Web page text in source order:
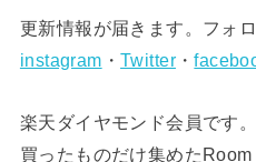
更新情報が届きます。フォ
instagram ・Twitter・
楽天ダイヤモンド会員です。
買ったものだけ集めたRoom